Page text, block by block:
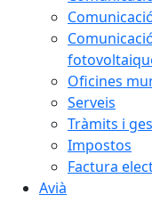
Oficines
Serveis
Tràmits i
Impostos
Factura
Avià